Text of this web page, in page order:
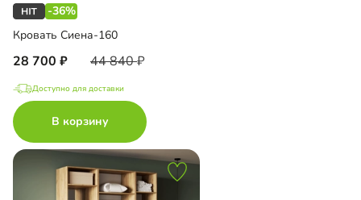
-36%
Кровать Сиена-160
28 700 44 840
Доступно для доставки
В корзину